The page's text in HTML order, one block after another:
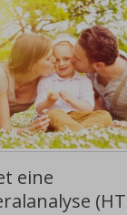
eine